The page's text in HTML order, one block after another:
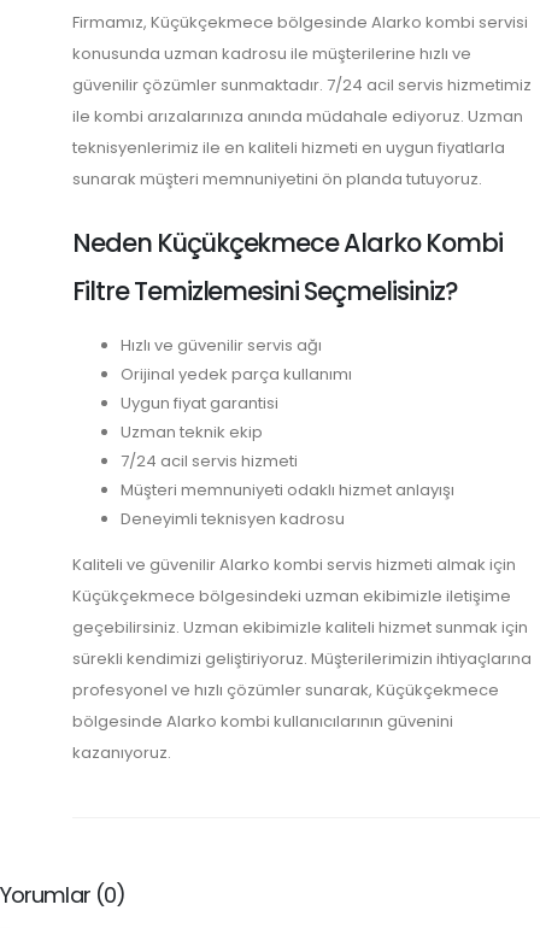
Firmamız, Küçükçekmece bölgesinde Alarko kombi servisi
konusunda uzman kadrosu ile müşterilerine hızlı ve
güvenilir çözümler sunmaktadır. 7/24 acil servis hizmetimiz
ile kombi arızalarınıza anında müdahale ediyoruz. Uzman
teknisyenlerimiz ile en kaliteli hizmeti en uygun fiyatlarla
sunarak müşteri memnuniyetini ön planda tutuyoruz.
Neden Küçükçekmece Alarko Kombi
Filtre Temizlemesini Seçmelisiniz?
Hızlı ve güvenilir servis ağı
Orijinal yedek parça kullanımı
Uygun fiyat garantisi
Uzman teknik ekip
7/24 acil servis hizmeti
Müşteri memnuniyeti odaklı hizmet anlayışı
Deneyimli teknisyen kadrosu
Kaliteli ve güvenilir Alarko kombi servis hizmeti almak için
Küçükçekmece bölgesindeki uzman ekibimizle iletişime
geçebilirsiniz. Uzman ekibimizle kaliteli hizmet sunmak için
sürekli kendimizi geliştiriyoruz. Müşterilerimizin ihtiyaçlarına
profesyonel ve hızlı çözümler sunarak, Küçükçekmece
bölgesinde Alarko kombi kullanıcılarının güvenini
kazanıyoruz.
Yorumlar (0)